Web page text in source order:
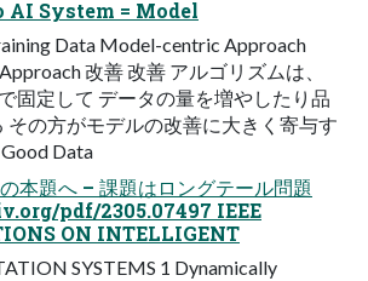
AI System = Model
Data Model-centric Approach
改善 改善 アルゴリズムは、
固定して データの量を増やしたり品
その⽅がモデルの改善に⼤きく寄与す
Data
本題へ – 課題はロングテール問題
pdf/2305.07497 IEEE
ON INTELLIGENT
SYSTEMS 1 Dynamically